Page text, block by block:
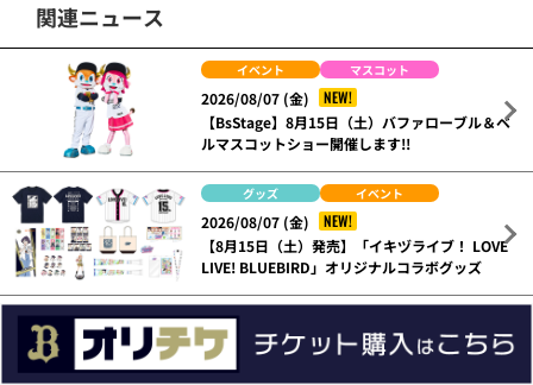
関連ニュース
イベント マスコット
2026/08/07 (金)
NEW!
【BsStage】8月15日（土）バファローブル＆ベ
ルマスコットショー開催します!!
グッズ イベント
2026/08/07 (金)
NEW!
【8月15日（土）発売】「イキヅライブ！ LOVE
LIVE! BLUEBIRD」オリジナルコラボグッズ
イベント
2026/08/06 (木)
「Bs夏の陣2026supported by SAMTY」イベ